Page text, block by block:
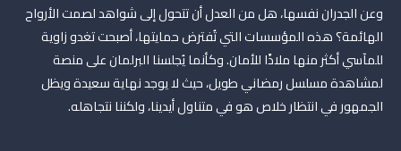
وعن الجدران نفسها، هل من العدل أن تتحول إلى شواهد لصمت الأرواح
الهائمة؟ هذه المؤسسات التي تُفترض حمايتها، أصبحت تغدو زاوية
للمآسي أكثر منها ملاذًا للأمان. وكأنما يُجلسنا البرلمان على منصة
لمشاهدة مسلسل رمضاني طويل، حيث لا يوجد نهاية سعيدة ويظل
الجمهور في انتظار خلاص هو في متناول أيدينا، ولكننا نتجاهله.